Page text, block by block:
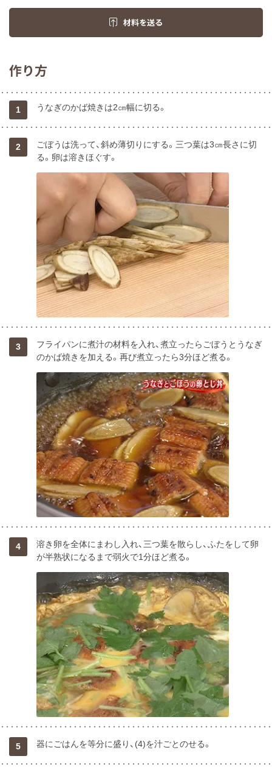
材料を送る
作り方
1 うなぎのかば焼きは2㎝幅に切る。
2
ごぼうは洗って、斜め薄切りにする。三つ葉は3㎝長さに切
る。卵は溶きほぐす。
3
フライパンに煮汁の材料を入れ、煮立ったらごぼうとうなぎ
のかば焼きを加える。再び煮立ったら3分ほど煮る。
4
溶き卵を全体にまわし入れ、三つ葉を散らし、ふたをして卵
が半熟状になるまで弱火で1分ほど煮る。
5 器にごはんを等分に盛り、(4)を汁ごとのせる。